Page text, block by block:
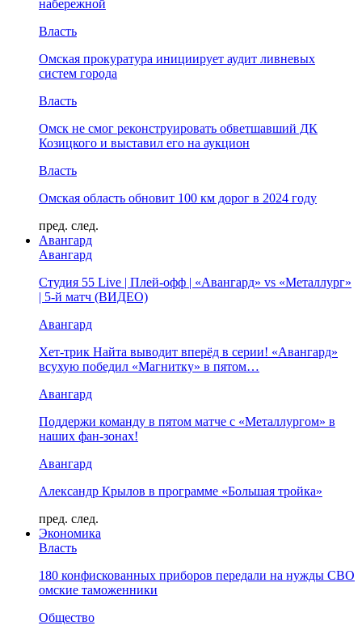
набережной
Власть
Омская прокуратура инициирует аудит ливневых
систем города
Власть
Омск не смог реконструировать обветшавший ДК
Козицкого и выставил его на аукцион
Власть
Омская область обновит 100 км дорог в 2024 году
пред. след.
Авангард
Авангард
Студия 55 Live | Плей-офф | «Авангард» vs «Металлург»
| 5-й матч (ВИДЕО)
Авангард
Хет-трик Найта выводит вперёд в серии! «Авангард»
всухую победил «Магнитку» в пятом…
Авангард
Поддержи команду в пятом матче с «Металлургом» в
наших фан-зонах!
Авангард
Александр Крылов в программе «Большая тройка»
пред. след.
Экономика
Власть
180 конфискованных приборов передали на нужды СВО
омские таможенники
Общество